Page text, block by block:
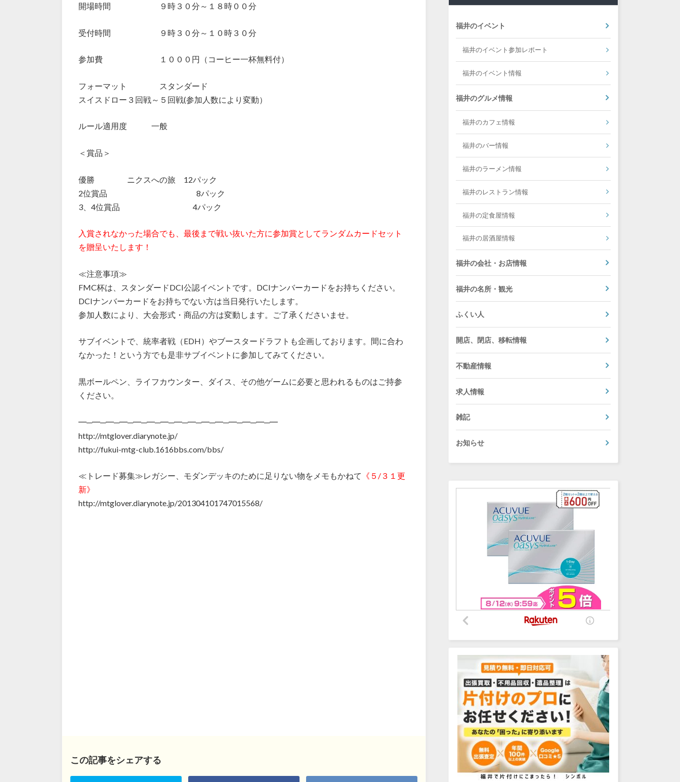
開場時間 ９時３０分～１８時００分
受付時間 ９時３０分～１０時３０分
参加費 １０００円（コーヒー一杯無料付）
フォーマット スタンダード
スイスドロー３回戦～５回戦(参加人数により変動）
ルール適用度 一般
＜賞品＞
優勝 ニクスへの旅 12パック
2位賞品 8パック
3、4位賞品 4パック
入賞されなかった場合でも、最後まで戦い抜いた方に参加賞としてランダムカードセット
を贈呈いたします！
≪注意事項≫
FMC杯は、スタンダードDCI公認イベントです。DCIナンバーカードをお持ちください。
DCIナンバーカードをお持ちでない方は当日発行いたします。
参加人数により、大会形式・商品の方は変動します。ご了承くださいませ。
サブイベントで、統率者戦（EDH）やブースタードラフトも企画しております。間に合わ
なかった！という方でも是非サブイベントに参加してみてください。
黒ボールペン、ライフカウンター、ダイス、その他ゲームに必要と思われるものはご持参
ください。
━─━─━─━─━─━─━─━─━─━─━─━─━─━─━
http://mtglover.diarynote.jp/
http://fukui-mtg-club.1616bbs.com/bbs/
≪トレード募集≫レガシー、モダンデッキのために足りない物をメモもかねて 《５/３１更
新》
http://mtglover.diarynote.jp/201304101747015568/
この記事をシェアする
福井のイベント
福井のイベント参加レポート
福井のイベント情報
福井のグルメ情報
福井のカフェ情報
福井のバー情報
福井のラーメン情報
福井のレストラン情報
福井の定食屋情報
福井の居酒屋情報
福井の会社・お店情報
福井の名所・観光
ふくい人
開店、閉店、移転情報
不動産情報
求人情報
雑記
お知らせ